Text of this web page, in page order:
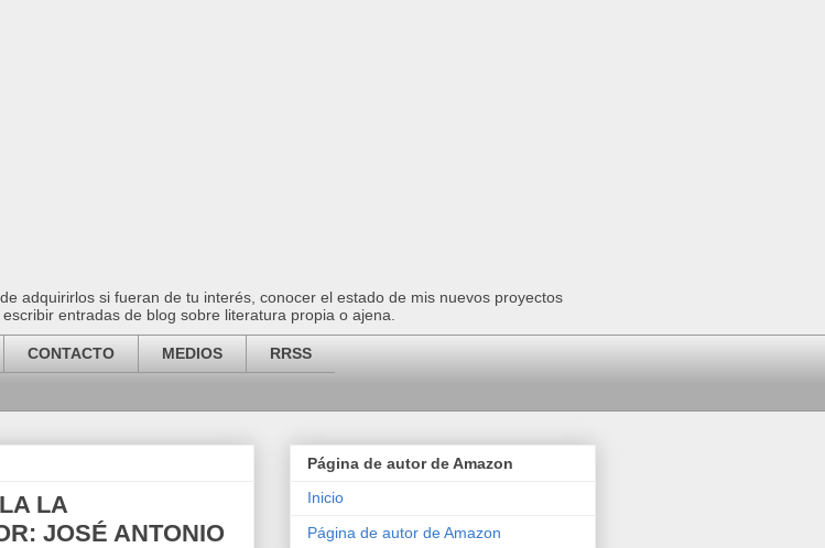
adquirirlos si fueran de tu interés, conocer el estado de mis nuevos proyectos
entradas de blog sobre literatura propia o ajena.
CONTACTO MEDIOS RRSS
LA
JOSÉ ANTONIO
Página de autor de Amazon
Inicio
Página de autor de Amazon